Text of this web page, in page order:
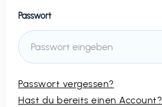
Passwort
Passwort vergessen?
Hast du bereits einen Account?